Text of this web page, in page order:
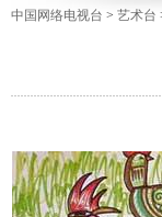
中国网络电视台 > 艺术台